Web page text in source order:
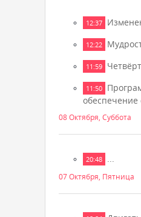
12:37
12:22
11:59
11:50
обеспечение
08 Октября, Суббота
20:48 ...
07 Октября, Пятница